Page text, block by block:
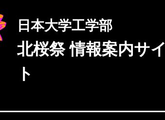
日本大学工学部
北桜祭情報案内サイ
ト